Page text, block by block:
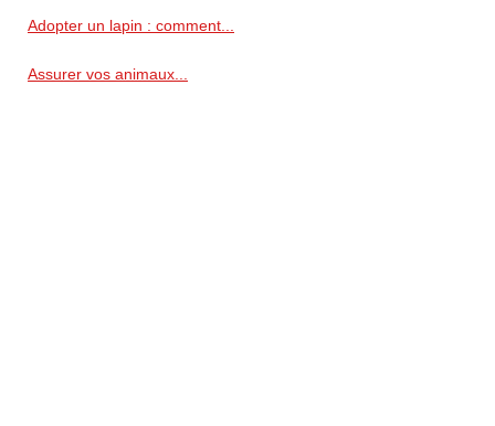
Adopter un lapin : comment...
Assurer vos animaux...